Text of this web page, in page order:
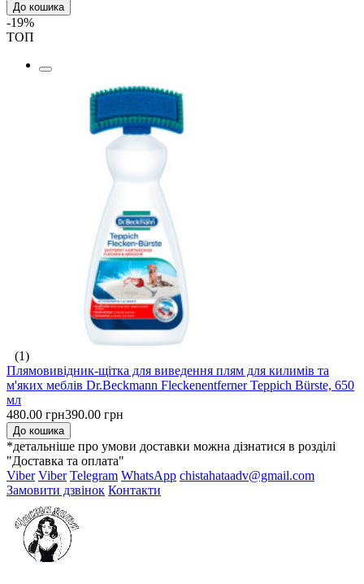
До кошика
-19%
ТОП
(1)
Плямовивідник-щітка для виведення плям для килимів та
м'яких меблів Dr.Beckmann Fleckenentferner Teppich Bürste, 650
мл
480.00 грн390.00 грн
До кошика
*детальніше про умови доставки можна дізнатися в розділі
"Доставка та оплата"
Viber Viber Telegram WhatsApp chistahataadv@gmail.com
Замовити дзвінок Контакти